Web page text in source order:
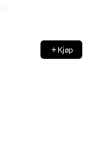
Kjøp